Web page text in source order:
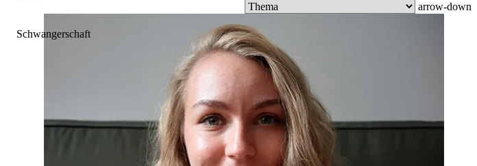
arrow-down
Schwangerschaft